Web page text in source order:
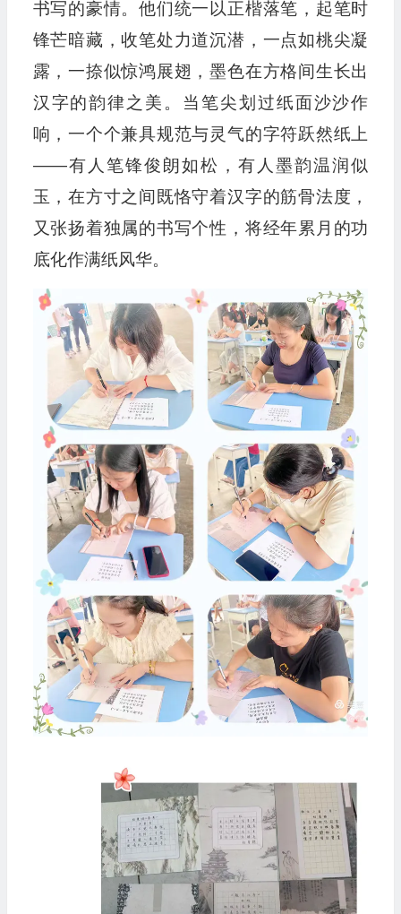
书写的豪情。他们统一以正楷落笔，起笔时
锋芒暗藏，收笔处力道沉潜，一点如桃尖凝
露，一捺似惊鸿展翅，墨色在方格间生长出
汉字的韵律之美。当笔尖划过纸面沙沙作
响，一个个兼具规范与灵气的字符跃然纸上
——有人笔锋俊朗如松，有人墨韵温润似
玉，在方寸之间既恪守着汉字的筋骨法度，
又张扬着独属的书写个性，将经年累月的功
底化作满纸风华。